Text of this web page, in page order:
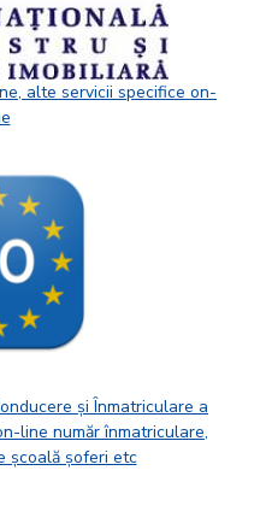
alte servicii specifice on-
și Înmatriculare a
line număr înmatriculare,
școală șoferi etc